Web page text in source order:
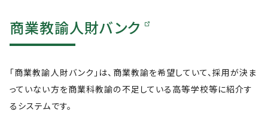
商業教諭人財バンク
「商業教諭人財バンク」は、商業教諭を希望していて、採用が決ま
っていない方を商業科教諭の不足している高等学校等に紹介す
るシステムです。